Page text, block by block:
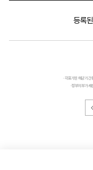
등록
· 각 표기된 해당 기
· 정부의 부가세